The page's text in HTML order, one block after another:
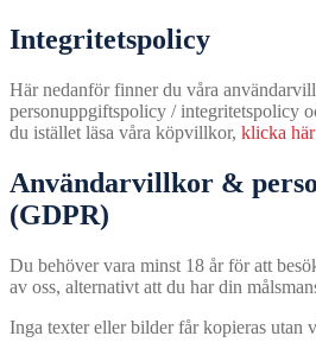
Integritetspolicy
Här nedanför finner du våra
personuppgiftspolicy / integritetspolicy
du istället läsa våra köpvillkor, klicka
Användarvillkor &
(GDPR)
Du behöver vara minst 18 år för att
av oss, alternativt att du har din
Inga texter eller bilder får kopieras utan